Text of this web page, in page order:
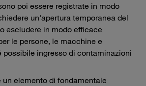
poi essere registrate in modo
un'apertura temporanea del
escludere in modo efficace
le persone, le macchine e
possibile ingresso di contaminazioni
elemento di fondamentale